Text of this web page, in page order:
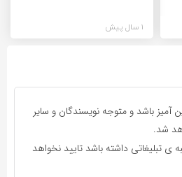
1 سال پیش
آمیز باشد و متوجه نویسندگان و سایر
شد.
ی تبلیغاتی داشته باشد تایید نخواهد